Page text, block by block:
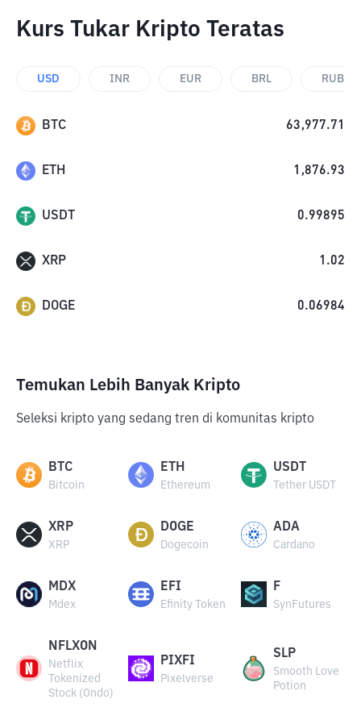
Kurs Tukar Kripto Teratas
USD INR EUR BRL RUB
BTC 63,977.71
ETH 1,876.93
USDT 0.99895
XRP 1.02
DOGE 0.06984
Temukan Lebih Banyak Kripto
Seleksi kripto yang sedang tren di komunitas kripto
BTC
Bitcoin
ETH
Ethereum
USDT
Tether USDT
XRP
XRP
DOGE
Dogecoin
ADA
Cardano
MDX
Mdex
EFI
Efinity Token
F
SynFutures
NFLXON
Netflix
Tokenized
Stock (Ondo)
PIXFI
Pixelverse
SLP
Smooth Love
Potion